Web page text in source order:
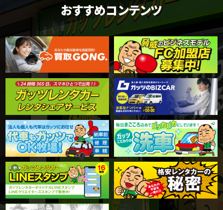
おすすめコンテンツ